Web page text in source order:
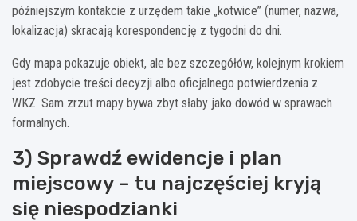
późniejszym kontakcie z urzędem takie „kotwice” (numer, nazwa,
lokalizacja) skracają korespondencję z tygodni do dni.
Gdy mapa pokazuje obiekt, ale bez szczegółów, kolejnym krokiem
jest zdobycie treści decyzji albo oficjalnego potwierdzenia z
WKZ. Sam zrzut mapy bywa zbyt słaby jako dowód w sprawach
formalnych.
3) Sprawdź ewidencje i plan
miejscowy – tu najczęściej kryją
się niespodzianki